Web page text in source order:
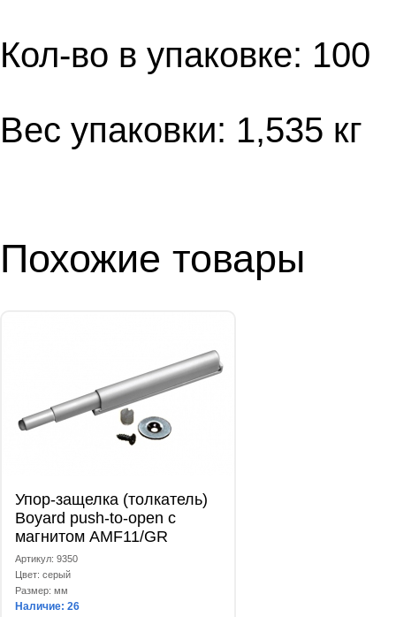
Кол-во в упаковке: 100
Вес упаковки: 1,535 кг
Похожие товары
Упор-защелка (толкатель)
Boyard push-to-open с
магнитом AMF11/GR
Артикул: 9350
Цвет: серый
Размер: мм
Наличие: 26